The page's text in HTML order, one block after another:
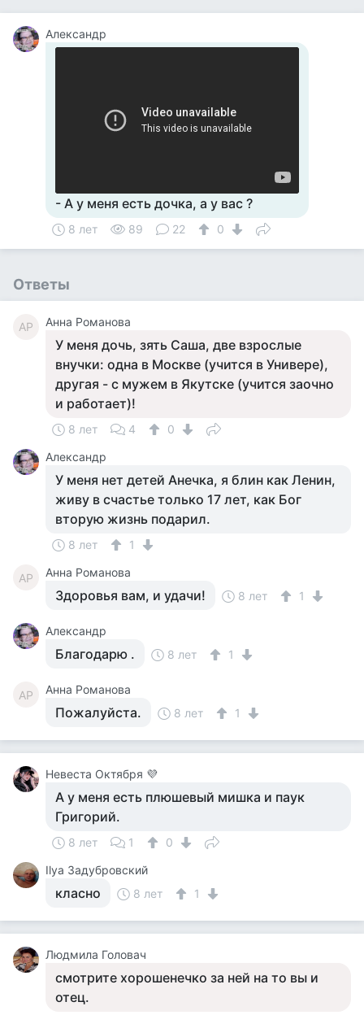
Александр
- А у меня есть дочка, а у вас ?
8 лет 89 22 0
Ответы
АР Анна Романова
У меня дочь, зять Саша, две взрослые
внучки: одна в Москве (учится в Универе),
другая - с мужем в Якутске (учится заочно
и работает)!
8 лет 4
0
Александр
У меня нет детей Анечка, я блин как Ленин,
живу в счастье только 17 лет, как Бог
вторую жизнь подарил.
8 лет 1
АР Анна Романова
Здоровья вам, и удачи! 8 лет 1
Александр
Благодарю . 8 лет 1
АР Анна Романова
Пожалуйста. 8 лет 1
Невеста Октября 💜
А у меня есть плюшевый мишка и паук
Григорий.
8 лет 1
0
Ilya Задубровский
класно 8 лет 1
Людмила Головач
смотрите хорошенечко за ней на то вы и
отец.